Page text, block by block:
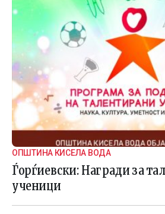
ОПШТИНА КИСЕЛА ВОДА
Ѓорѓиевски: Награди за
ученици